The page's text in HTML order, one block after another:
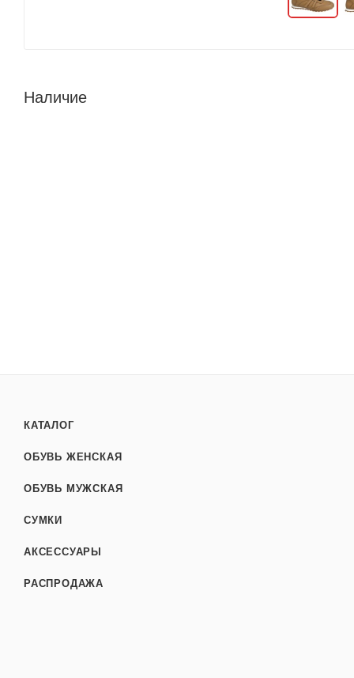
Наличие
КАТАЛОГ
ОБУВЬ ЖЕНСКАЯ
ОБУВЬ МУЖСКАЯ
СУМКИ
АКСЕССУАРЫ
РАСПРОДАЖА